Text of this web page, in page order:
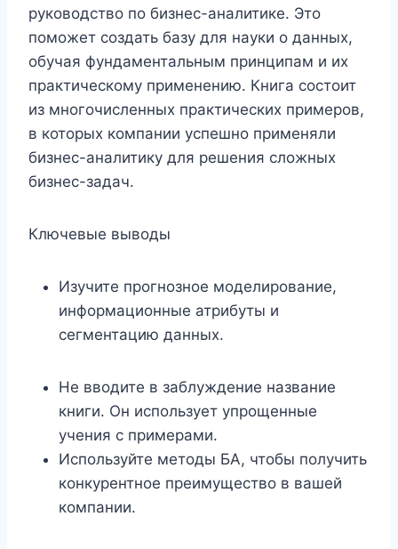
руководство по бизнес-аналитике. Это
поможет создать базу для науки о данных,
обучая фундаментальным принципам и их
практическому применению. Книга состоит
из многочисленных практических примеров,
в которых компании успешно применяли
бизнес-аналитику для решения сложных
бизнес-задач.
Ключевые выводы
Изучите прогнозное моделирование,
информационные атрибуты и
сегментацию данных.
Не вводите в заблуждение название
книги. Он использует упрощенные
учения с примерами.
Используйте методы БА, чтобы получить
конкурентное преимущество в вашей
компании.